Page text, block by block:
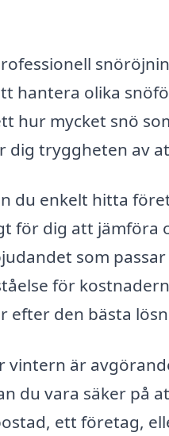
hantera olika
hur mycket snö
tryggheten av
du enkelt hitta
för dig att jämföra
som
för
den bästa
är
du vara säker på
ett företag,